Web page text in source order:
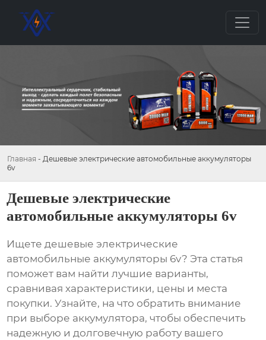
Главная - Дешевые электрические автомобильные аккумуляторы
6v
Дешевые электрические
автомобильные аккумуляторы 6v
Ищетедешевые электрические
автомобильные аккумуляторы 6v? Эта статья
поможет вам найти лучшие варианты,
сравнивая характеристики, цены и места
покупки. Узнайте, на что обратить внимание
при выборе аккумулятора, чтобы обеспечить
надежную и долговечную работу вашего